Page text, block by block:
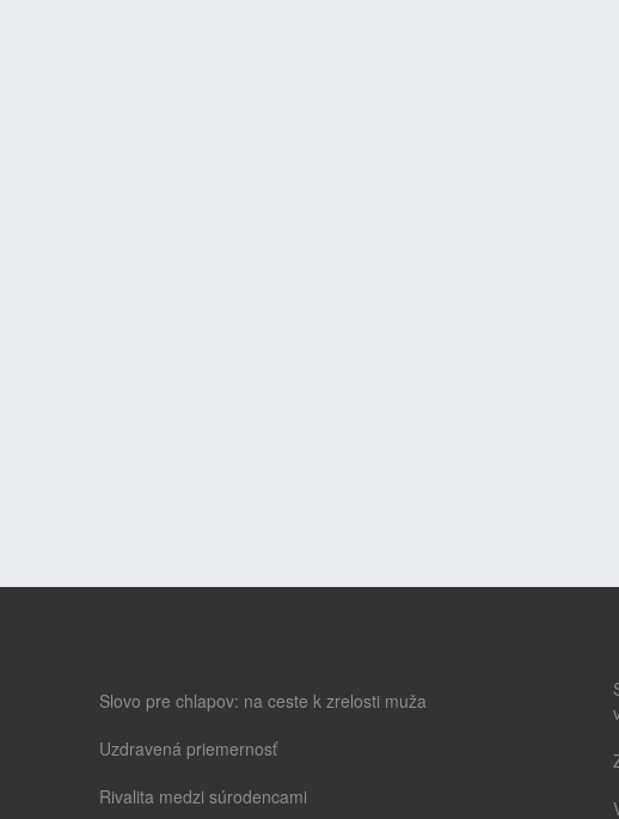
Slovo pre chlapov: na ceste k zrelosti muža
Uzdravená priemernosť
Rivalita medzi súrodencami